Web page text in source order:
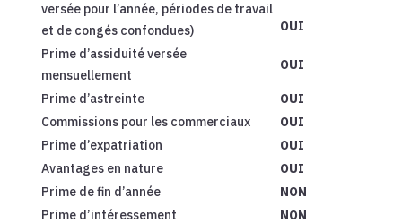
versée pour l’année, périodes de travail
et de congés confondues)
OUI
Prime d’assiduité versée
mensuellement
OUI
Prime d’astreinte
OUI
Commissions pour les commerciaux
OUI
Prime d’expatriation
OUI
Avantages en nature
OUI
Prime de fin d’année
NON
Prime d’intéressement
NON